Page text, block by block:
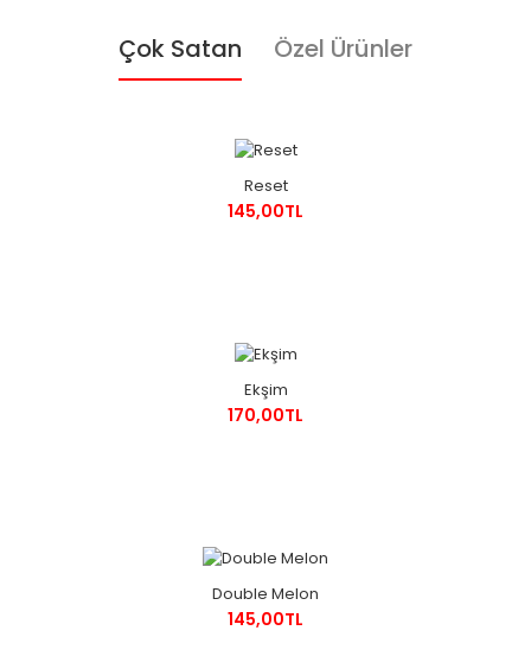
Çok Satan Özel Ürünler
Reset
145,00TL
Ekşim
170,00TL
Double Melon
145,00TL